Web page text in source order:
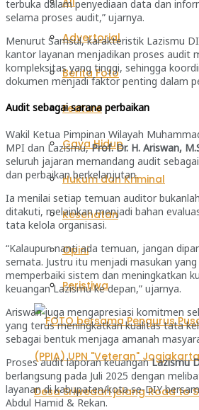
Advertorial
Berita Foto
Feature
Gaya Hidup
Hukum dan Kriminal
Kesehatan
Opini
Peristiwa
terbuka dalam penyediaan data dan
selama proses audit,” ujarnya.
Menurut Samsul, karakteristik Lazismu
kantor layanan menjadikan proses audit
kompleksitas yang tinggi, sehingga
dokumen menjadi faktor penting dalam
Audit sebagai sarana perbaikan
Wakil Ketua Pimpinan Wilayah
MPI dan Lazismu,Prof. Dr. H. Ariswan,
seluruh jajaran memandang audit
dan perbaikan berkelanjutan.
Ia menilai setiap temuan auditor
ditakuti, melainkan menjadi bahan
tata kelola organisasi.
“Kalaupun nanti ada temuan, jangan
semata. Justru itu menjadi masukan
memperbaiki sistem dan meningkatkan
keuangan Lazismu ke depan,” ujarnya.
Ariswan juga mengapresiasi komitmen
yang terus meningkatkan kualitas tata
sebagai bentuk menjaga amanah
Proses audit laporan keuanganLazismu
berlangsung pada Juli 2025 dengan
layanan di kabupaten/kota se-DIY
Abdul Hamid & Rekan.